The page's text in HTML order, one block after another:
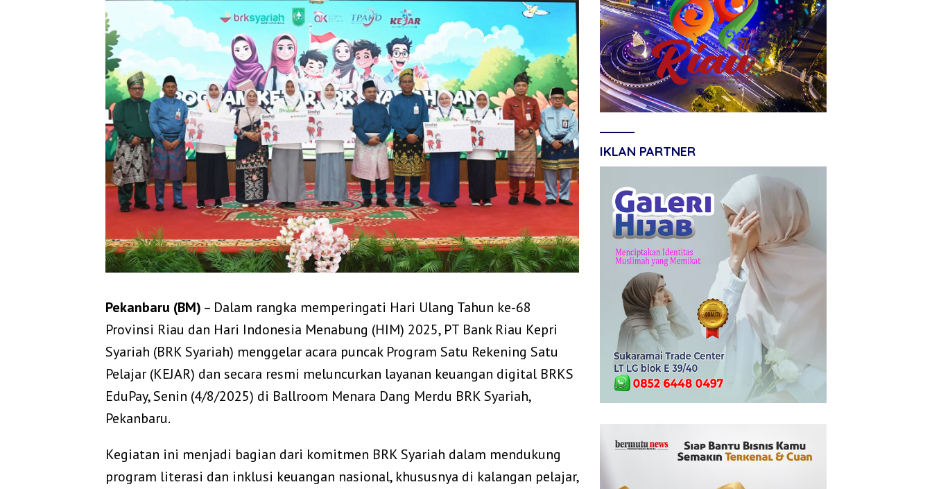
Pekanbaru (BM) – Dalam rangka memperingati Hari Ulang Tahun ke-68
Provinsi Riau dan Hari Indonesia Menabung (HIM) 2025, PT Bank Riau Kepri
Syariah (BRK Syariah) menggelar acara puncak Program Satu Rekening Satu
Pelajar (KEJAR) dan secara resmi meluncurkan layanan keuangan digital BRKS
EduPay, Senin (4/8/2025) di Ballroom Menara Dang Merdu BRK Syariah,
Pekanbaru.
Kegiatan ini menjadi bagian dari komitmen BRK Syariah dalam mendukung
program literasi dan inklusi keuangan nasional, khususnya di kalangan pelajar,
IKLAN PARTNER